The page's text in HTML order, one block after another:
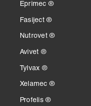
Eprimec ®
Fasiject ®
Nutrovet ®
Avivet ®
Tylvax ®
Xelamec ®
Profelis ®